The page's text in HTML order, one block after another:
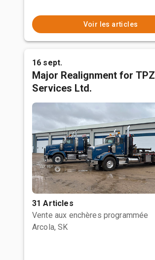
Voir les articles
16 sept.
Major Realignment for TPZ
Services Ltd.
31 Articles
Vente aux enchères programmée
Arcola, SK